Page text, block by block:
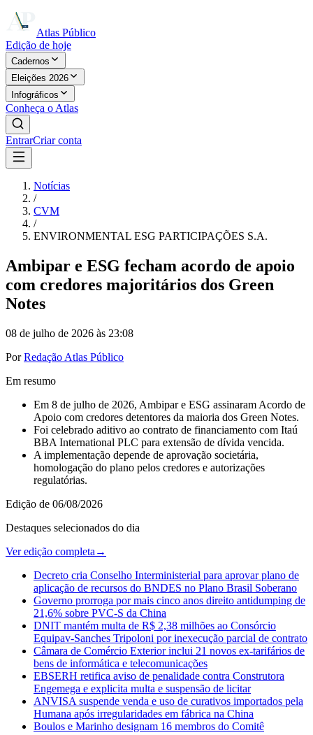
Atlas Público
Edição de hoje
Cadernos
Eleições 2026
Infográficos
Conheça o Atlas
EntrarCriar conta
Notícias
/
CVM
/
ENVIRONMENTAL ESG PARTICIPAÇÕES S.A.
Ambipar e ESG fecham acordo de apoio
com credores majoritários dos Green
Notes
08 de julho de 2026 às 23:08
Por Redação Atlas Público
Em resumo
Em 8 de julho de 2026, Ambipar e ESG assinaram Acordo de
Apoio com credores detentores da maioria dos Green Notes.
Foi celebrado aditivo ao contrato de financiamento com Itaú
BBA International PLC para extensão de dívida vencida.
A implementação depende de aprovação societária,
homologação do plano pelos credores e autorizações
regulatórias.
Edição de 06/08/2026
Destaques selecionados do dia
Ver edição completa →
Decreto cria Conselho Interministerial para aprovar plano de
aplicação de recursos do BNDES no Plano Brasil Soberano
Governo prorroga por mais cinco anos direito antidumping de
21,6% sobre PVC-S da China
DNIT mantém multa de R$ 2,38 milhões ao Consórcio
Equipav-Sanches Tripoloni por inexecução parcial de contrato
Câmara de Comércio Exterior inclui 21 novos ex-tarifários de
bens de informática e telecomunicações
EBSERH retifica aviso de penalidade contra Construtora
Engemega e explicita multa e suspensão de licitar
ANVISA suspende venda e uso de curativos importados pela
Humana após irregularidades em fábrica na China
Boulos e Marinho designam 16 membros do Comitê